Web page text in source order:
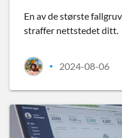
En av de største
straffer nettstedet ditt.
• 2024-08-06